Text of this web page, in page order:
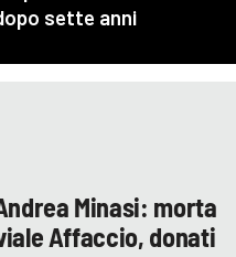
Minasi: morta
Affaccio, donati